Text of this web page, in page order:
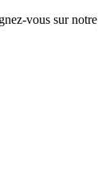
vous sur notre